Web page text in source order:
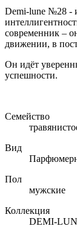
Demi-lune №28 -
современник –
движении, в
Он идёт
успешности.
Семейство
Вид
Пол
мужские
Коллекция
DEMI-